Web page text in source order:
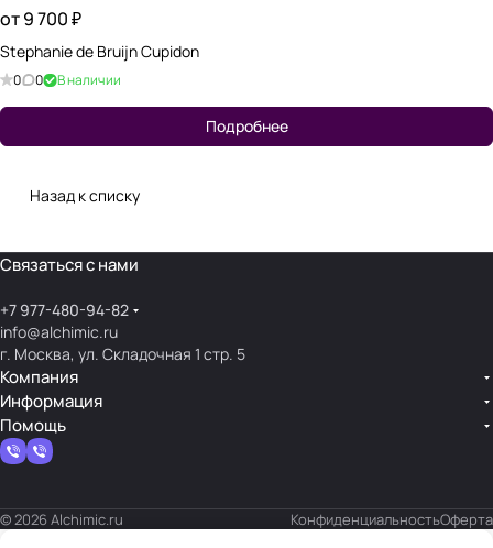
от 9 700 ₽
Stephanie de Bruijn Cupidon
0 0 В наличии
Подробнее
Назад к списку
Связаться с нами
+7 977-480-94-82
info@alchimic.ru
г. Москва, ул. Складочная 1 стр. 5
Компания
Информация
Помощь
© 2026 Alchimic.ru КонфиденциальностьОферта